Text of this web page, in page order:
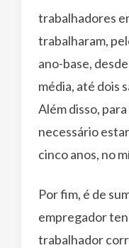
trabalhadores
trabalharam,
ano-base,
média, até dois
Além disso,
necessário
cinco anos, no
Por fim, é de
empregador
trabalhador